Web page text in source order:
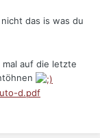
das is was du
auf die letzte
d.pdf